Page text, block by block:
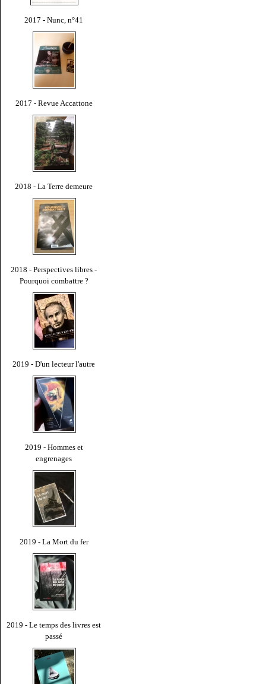
2017 - Nunc, n°41
2017 - Revue Accattone
2018 - La Terre demeure
2018 - Perspectives libres -
Pourquoi combattre ?
2019 - D'un lecteur l'autre
2019 - Hommes et
engrenages
2019 - La Mort du fer
2019 - Le temps des livres est
passé